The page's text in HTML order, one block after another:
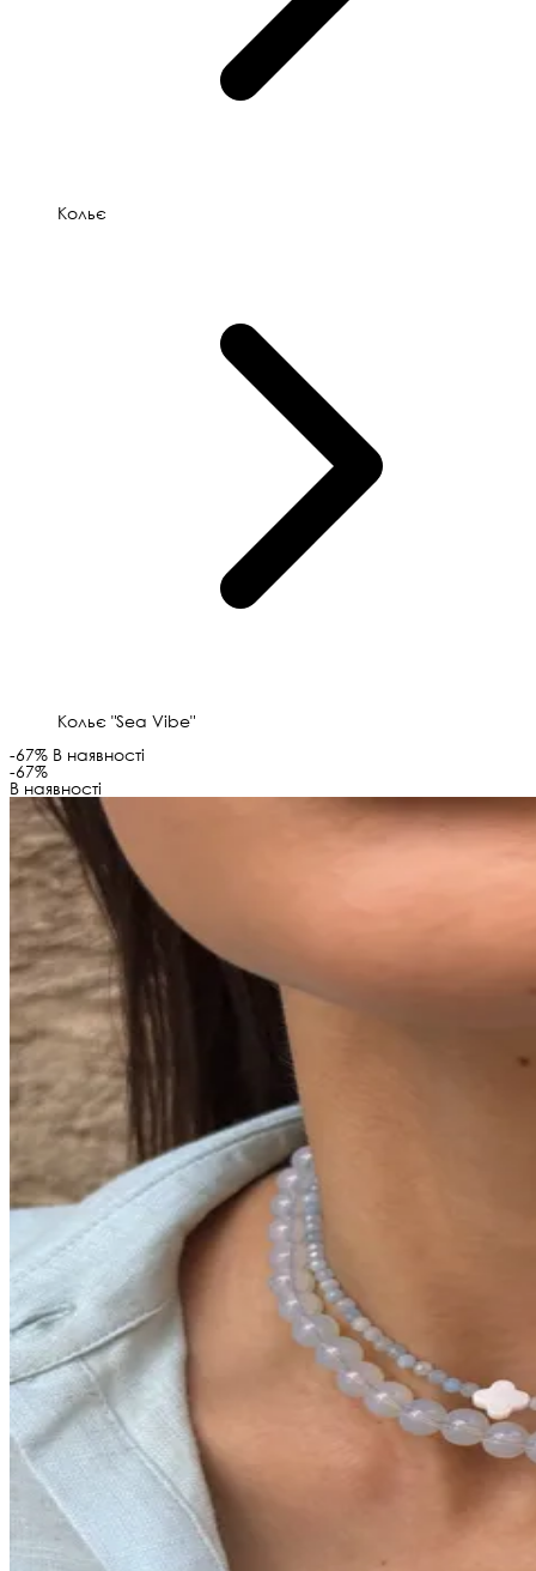
Кольє
Кольє "Sea Vibe"
-67% В наявності
-67%
В наявності